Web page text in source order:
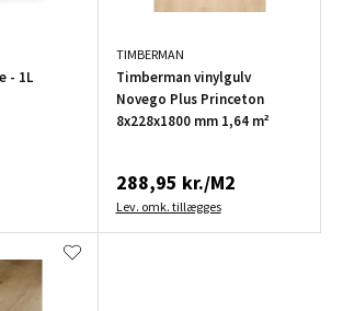
Trip Trap lakpleje - 1L
TIMBERMAN
Timberman vinylgulv
Novego Plus Princeton
8x228x1800 mm 1,64 m²
288,95 kr./M2
Lev. omk. tillægges